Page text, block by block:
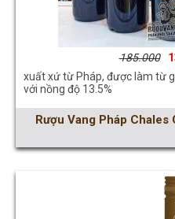
185.000
xuất xứ từ Pháp, được làm từ
với nồng độ 13.5%
Rượu Vang Pháp